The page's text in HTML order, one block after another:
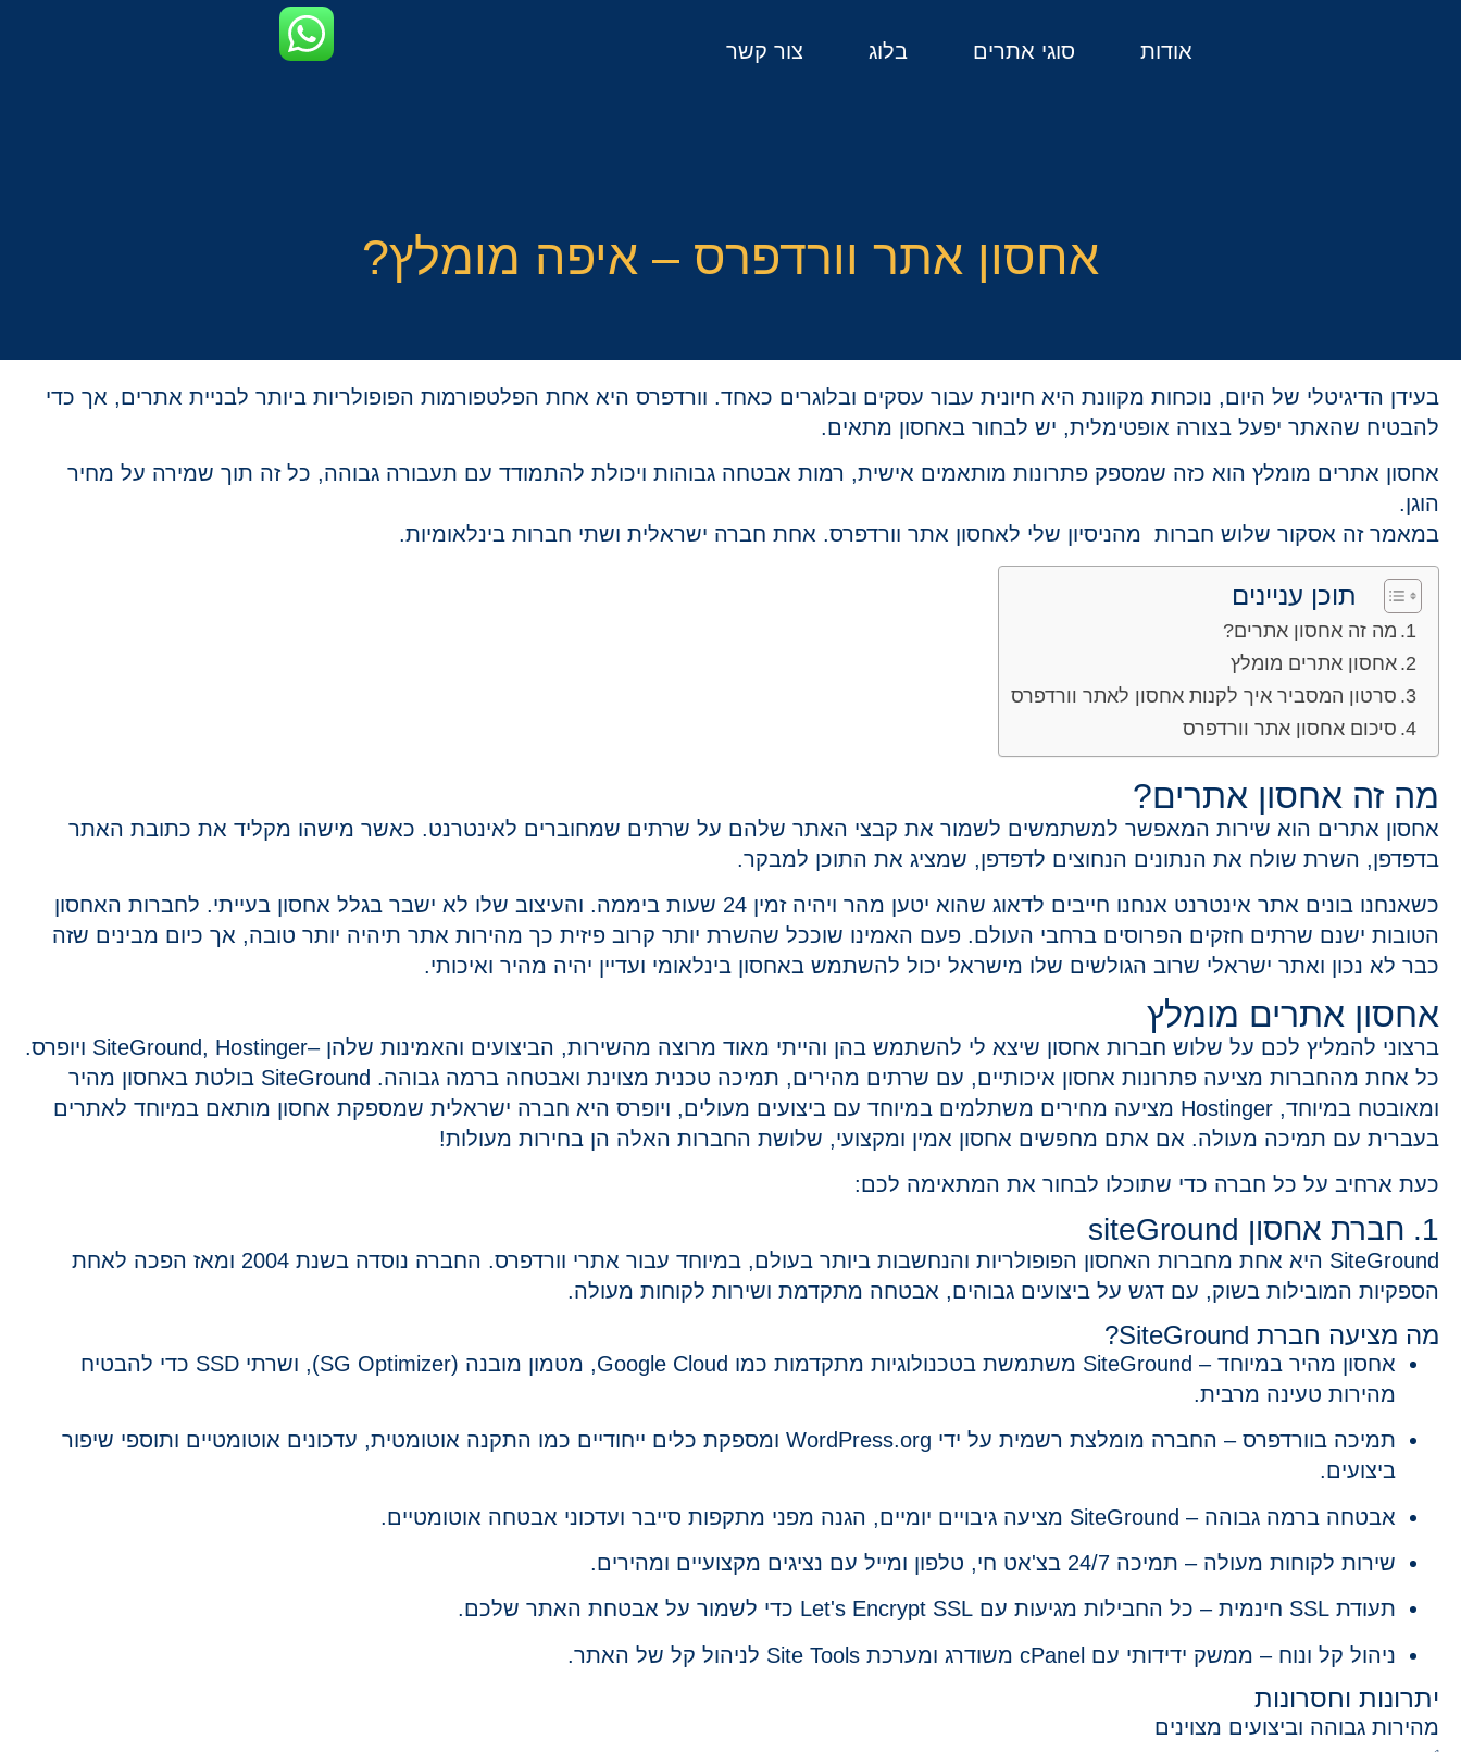
אודות סוגי אתרים בלוג צור קשר
אחסון אתר וורדפרס – איפה מומלץ?
בעידן הדיגיטלי של היום, נוכחות מקוונת היא חיונית עבור עסקים ובלוגרים כאחד. וורדפרס היא אחת הפלטפורמות הפופולריות ביותר לבניית אתרים, אך כדי
להבטיח שהאתר יפעל בצורה אופטימלית, יש לבחור באחסון מתאים.
אחסון אתרים מומלץ הוא כזה שמספק פתרונות מותאמים אישית, רמות אבטחה גבוהות ויכולת להתמודד עם תעבורה גבוהה, כל זה תוך שמירה על מחיר
הוגן.
במאמר זה אסקור שלוש חברות מהניסיון שלי לאחסון אתר וורדפרס. אחת חברה ישראלית ושתי חברות בינלאומיות.
תוכן עניינים
מה זה אחסון אתרים?
אחסון אתרים מומלץ
סרטון המסביר איך לקנות אחסון לאתר וורדפרס
סיכום אחסון אתר וורדפרס
מה זה אחסון אתרים?
אחסון אתרים הוא שירות המאפשר למשתמשים לשמור את קבצי האתר שלהם על שרתים שמחוברים לאינטרנט. כאשר מישהו מקליד את כתובת האתר
בדפדפן, השרת שולח את הנתונים הנחוצים לדפדפן, שמציג את התוכן למבקר.
כשאנחנו בונים אתר אינטרנט אנחנו חייבים לדאוג שהוא יטען מהר ויהיה זמין 24 שעות ביממה. והעיצוב שלו לא ישבר בגלל אחסון בעייתי. לחברות האחסון
הטובות ישנם שרתים חזקים הפרוסים ברחבי העולם. פעם האמינו שוככל שהשרת יותר קרוב פיזית כך מהירות אתר תיהיה יותר טובה, אך כיום מבינים שזה
כבר לא נכון ואתר ישראלי שרוב הגולשים שלו מישראל יכול להשתמש באחסון בינלאומי ועדיין יהיה מהיר ואיכותי.
אחסון אתרים מומלץ
ברצוני להמליץ לכם על שלוש חברות אחסון שיצא לי להשתמש בהן והייתי מאוד מרוצה מהשירות, הביצועים והאמינות שלהן –SiteGround, Hostinger ויופרס.
כל אחת מהחברות מציעה פתרונות אחסון איכותיים, עם שרתים מהירים, תמיכה טכנית מצוינת ואבטחה ברמה גבוהה. SiteGround בולטת באחסון מהיר
ומאובטח במיוחד, Hostinger מציעה מחירים משתלמים במיוחד עם ביצועים מעולים, ויופרס היא חברה ישראלית שמספקת אחסון מותאם במיוחד לאתרים
בעברית עם תמיכה מעולה. אם אתם מחפשים אחסון אמין ומקצועי, שלושת החברות האלה הן בחירות מעולות!
כעת ארחיב על כל חברה כדי שתוכלו לבחור את המתאימה לכם:
1. חברת אחסון siteGround
SiteGround
היא אחת מחברות האחסון הפופולריות והנחשבות ביותר בעולם, במיוחד עבור אתרי וורדפרס. החברה נוסדה בשנת 2004 ומאז הפכה לאחת
הספקיות המובילות בשוק, עם דגש על ביצועים גבוהים, אבטחה מתקדמת ושירות לקוחות מעולה.
מה מציעה חברת SiteGround?
אחסון מהיר במיוחד
– SiteGround משתמשת בטכנולוגיות מתקדמות כמו Google Cloud, מטמון מובנה (SG Optimizer), ושרתי SSD כדי להבטיח
מהירות טעינה מרבית.
תמיכה בוורדפרס
– החברה מומלצת רשמית על ידי WordPress.org ומספקת כלים ייחודיים כמו התקנה אוטומטית, עדכונים אוטומטיים ותוספי שיפור
ביצועים.
אבטחה ברמה גבוהה – SiteGround מציעה גיבויים יומיים, הגנה מפני מתקפות סייבר ועדכוני אבטחה אוטומטיים.
שירות לקוחות מעולה – תמיכה 24/7 בצ'אט חי, טלפון ומייל עם נציגים מקצועיים ומהירים.
תעודת SSL חינמית
– כל החבילות מגיעות עם Let's Encrypt SSL כדי לשמור על אבטחת האתר שלכם.
ניהול קל ונוח – ממשק ידידותי עם cPanel משודרג ומערכת Site Tools לניהול קל של האתר.
יתרונות וחסרונות
מהירות גבוהה וביצועים מצוינים